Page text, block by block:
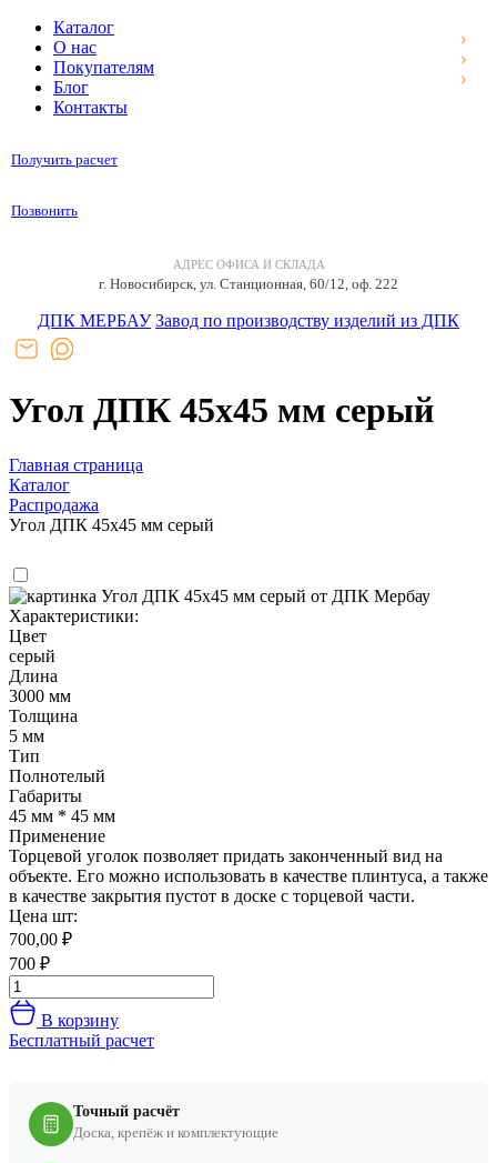
Каталог
О нас
Покупателям
Блог
Контакты
Получить расчет
Позвонить
АДРЕС ОФИСА И СКЛАДА
г. Новосибирск, ул. Станционная, 60/12, оф. 222
ДПК МЕРБАУ Завод по производству изделий из ДПК
Угол ДПК 45x45 мм серый
Главная страница
Каталог
Распродажа
Угол ДПК 45x45 мм серый
Характеристики:
Цвет
серый
Длина
3000 мм
Толщина
5 мм
Тип
Полнотелый
Габариты
45 мм * 45 мм
Применение
Торцевой уголок позволяет придать законченный вид на
объекте. Его можно использовать в качестве плинтуса, а также
в качестве закрытия пустот в доске с торцевой части.
Цена шт:
700,00 ₽
700 ₽
В корзину
Бесплатный расчет
Точный расчёт
Доска, крепёж и комплектующие